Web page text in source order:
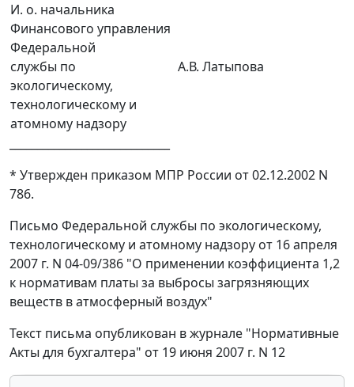
И. о. начальника
Финансового управления
Федеральной
службы по
экологическому,
технологическому и
атомному надзору
А.В. Латыпова
* Утвержден приказом МПР России от 02.12.2002 N
786.
Письмо Федеральной службы по экологическому,
технологическому и атомному надзору от 16 апреля
2007 г. N 04-09/386 "О применении коэффициента 1,2
к нормативам платы за выбросы загрязняющих
веществ в атмосферный воздух"
Текст письма опубликован в журнале "Нормативные
Акты для бухгалтера" от 19 июня 2007 г. N 12